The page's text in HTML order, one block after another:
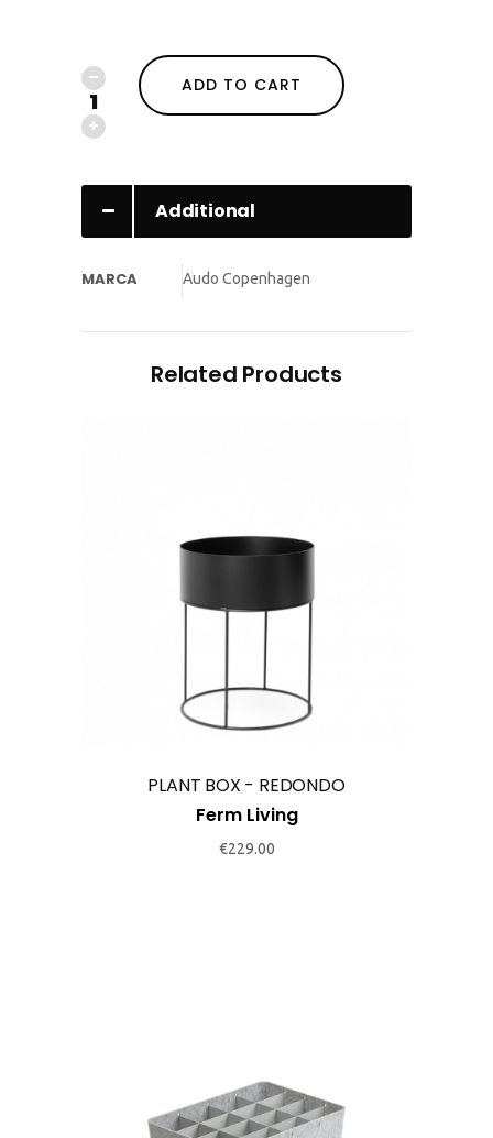
ADD TO CART
Additional
information
MARCA Audo Copenhagen
Related Products
PLANT BOX - REDONDO
Ferm Living
€229.00